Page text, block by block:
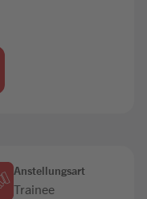
Anstellungsart
Trainee